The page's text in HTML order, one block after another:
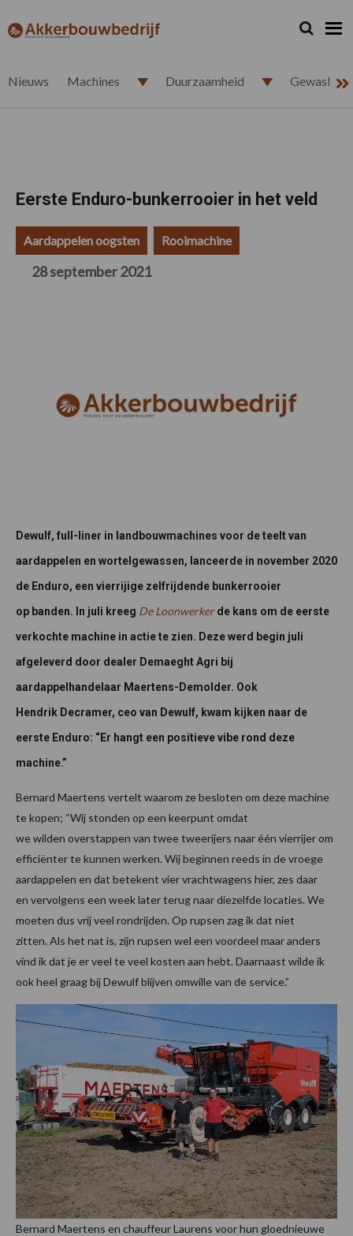
de
de
de
de
akkerbouwbedrijf.nl Zoeken...
Zoek
Nieuws Machines Duurzaamheid
Eerste Enduro-bunkerrooier in het veld
Aardappelen oogsten Rooimachine
28 september 2021
Dewulf, full-liner in landbouwmachines voor de teelt van
aardappelen en wortelgewassen, lanceerde in november 2020
de Enduro, een vierrijige zelfrijdende bunkerrooier
op banden. In juli kreeg De Loonwerkerde kans om de eerste
verkochte machine in actie te zien. Deze werd begin juli
afgeleverd door dealer Demaeght Agri bij
aardappelhandelaar Maertens-Demolder. Ook
Hendrik Decramer, ceo van Dewulf, kwam kijken naar de
eerste Enduro: “Er hangt een positieve vibe rond deze
machine.”
Bernard Maertens vertelt waarom ze besloten om deze machine
te kopen; “Wij stonden op een keerpunt omdat
we wilden overstappen van twee tweerijers naar één vierrijer om
efficiënter te kunnen werken. Wij beginnen reeds in de vroege
aardappelen en dat betekent vier vrachtwagens hier, zes daar
en vervolgens een week later terug naar diezelfde locaties. We
moeten dus vrij veel rondrijden. Op rupsen zag ik dat niet
zitten. Als het nat is, zijn rupsen wel een voordeel maar anders
vind ik dat je er veel te veel kosten aan hebt. Daarnaast wilde ik
ook heel graag bij Dewulf blijven omwille van de service.”
Bernard Maertens en chauffeur Laurens voor hun gloednieuwe